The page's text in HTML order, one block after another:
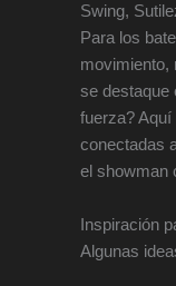
Swing,
Para los
movimiento,
se destaque
fuerza?
conectadas
el showman
Inspiración
Algunas